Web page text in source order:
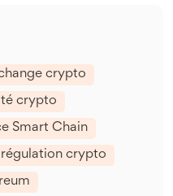
crypto
crypto
Smart Chain
régulation crypto